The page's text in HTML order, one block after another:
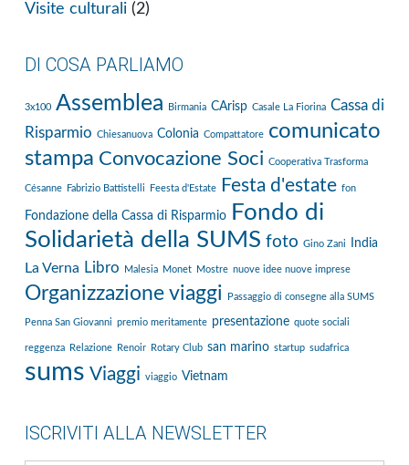
Visite culturali (2)
DI COSA PARLIAMO
3x100 Assemblea Birmania CArisp Casale La Fiorina Cassa di
Risparmio Chiesanuova Colonia Compattatore comunicato
stampa Convocazione Soci Cooperativa Trasforma
Césanne Fabrizio Battistelli Feesta d'Estate Festa d'estate fon
Fondazione della Cassa di Risparmio
Fondo di
Solidarietà della SUMS foto Gino Zani India
La Verna Libro Malesia Monet Mostre nuove idee nuove imprese
Organizzazione viaggi Passaggio di consegne alla SUMS
Penna San Giovanni premio meritamente presentazione quote sociali
reggenza Relazione Renoir Rotary Club san marino startup sudafrica
sums Viaggi viaggio Vietnam
ISCRIVITI ALLA NEWSLETTER